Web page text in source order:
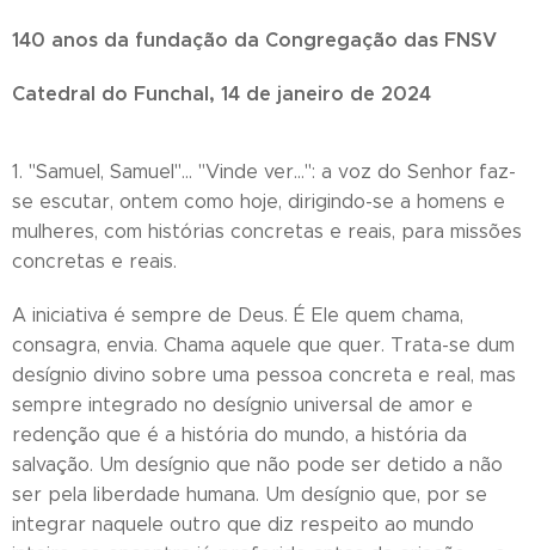
140 anos da fundação da Congregação das FNSV
Catedral do Funchal, 14 de janeiro de 2024
1. "Samuel, Samuel"… "Vinde ver…": a voz do Senhor faz-
se escutar, ontem como hoje, dirigindo-se a homens e
mulheres, com histórias concretas e reais, para missões
concretas e reais.
A iniciativa é sempre de Deus. É Ele quem chama,
consagra, envia. Chama aquele que quer. Trata-se dum
desígnio divino sobre uma pessoa concreta e real, mas
sempre integrado no desígnio universal de amor e
redenção que é a história do mundo, a história da
salvação. Um desígnio que não pode ser detido a não
ser pela liberdade humana. Um desígnio que, por se
integrar naquele outro que diz respeito ao mundo